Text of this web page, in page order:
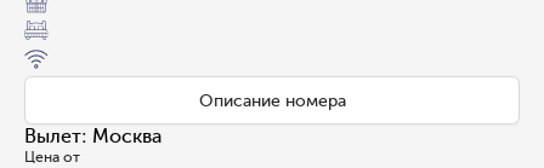
Описание номера
Вылет: Москва
Цена от